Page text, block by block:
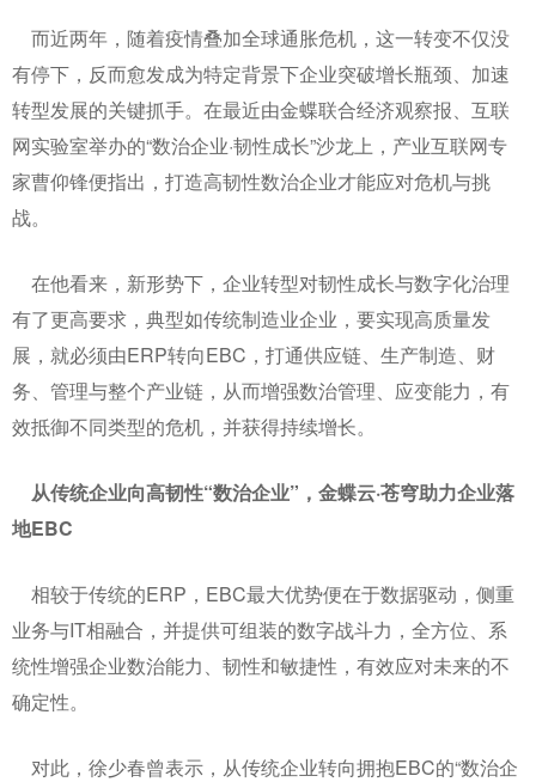
而近两年，随着疫情叠加全球通胀危机，这一转变不仅没
有停下，反而愈发成为特定背景下企业突破增长瓶颈、加速
转型发展的关键抓手。在最近由金蝶联合经济观察报、互联
网实验室举办的“数治企业·韧性成长”沙龙上，产业互联网专
家曹仰锋便指出，打造高韧性数治企业才能应对危机与挑
战。
在他看来，新形势下，企业转型对韧性成长与数字化治理
有了更高要求，典型如传统制造业企业，要实现高质量发
展，就必须由ERP转向EBC，打通供应链、生产制造、财
务、管理与整个产业链，从而增强数治管理、应变能力，有
效抵御不同类型的危机，并获得持续增长。
从传统企业向高韧性“数治企业”，金蝶云·苍穹助力企业落
地EBC
相较于传统的ERP，EBC最大优势便在于数据驱动，侧重
业务与IT相融合，并提供可组装的数字战斗力，全方位、系
统性增强企业数治能力、韧性和敏捷性，有效应对未来的不
确定性。
对此，徐少春曾表示，从传统企业转向拥抱EBC的“数治企